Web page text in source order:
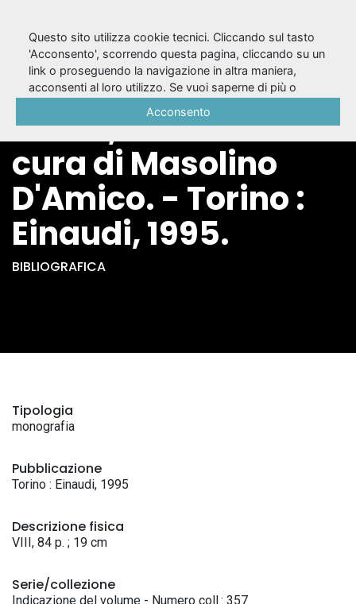
Vetri rotti / Arthur
Miller ; traduzione e
cura di Masolino
D'Amico. - Torino :
Einaudi, 1995.
BIBLIOGRAFICA
Tipologia
monografia
Pubblicazione
Torino : Einaudi, 1995
Descrizione fisica
VIII, 84 p. ; 19 cm
Serie/collezione
Indicazione del volume - Numero coll.: 357
Questo sito utilizza cookie tecnici. Cliccando sul tasto
'Acconsento', scorrendo questa pagina, cliccando su un
link o proseguendo la navigazione in altra maniera,
acconsenti al loro utilizzo. Se vuoi saperne di più o
Acconsento